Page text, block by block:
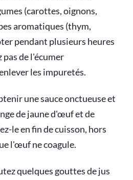
(carottes, oignons,
aromatiques (thym,
pendant plusieurs heures
de l'écumer
les impuretés.
une sauce onctueuse et
de jaune d'œuf et de
le en fin de cuisson, hors
l'œuf ne coagule.
quelques gouttes de jus